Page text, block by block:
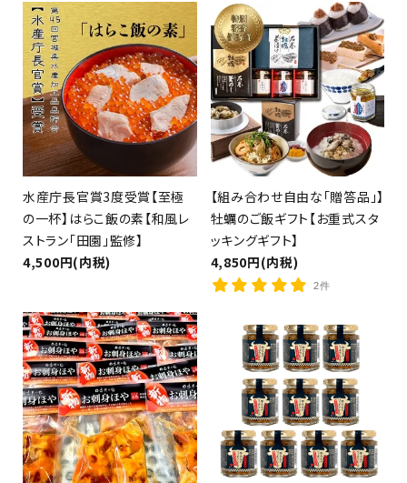
水産庁長官賞3度受賞【至極
の一杯】はらこ飯の素【和風レ
ストラン「田園」監修】
4,500円(内税)
【組み合わせ自由な「贈答品」】
牡蠣のご飯ギフト【お重式スタ
ッキングギフト】
4,850円(内税)
2件